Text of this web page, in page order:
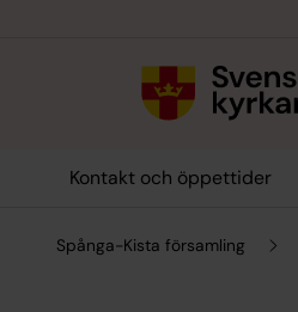
Kontakt och öppettider
Spånga-Kista församling